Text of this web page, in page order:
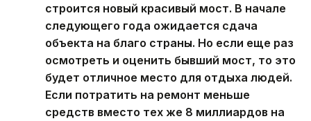
строится новый красивый мост. В начале
следующего года ожидается сдача
объекта на благо страны. Но если еще раз
осмотреть и оценить бывший мост, то это
будет отличное место для отдыха людей.
Если потратить на ремонт меньше
средств вместо тех же 8 миллиардов на